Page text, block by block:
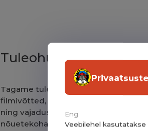
Eng
Veebilehel
Tuleohutuse
Tagame tuleohutust erinevatel
filmivõtted, spordivõistlused jne.
ning vajadusel kaasame ise vajalikud
nõuetekohane võimekus.